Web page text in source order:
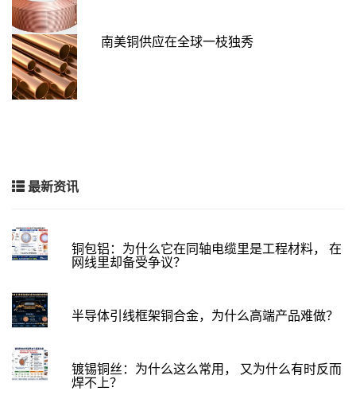
南美铜供应在全球一枝独秀
最新资讯
铜包铝：为什么它在同轴电缆里是工程材料， 在
网线里却备受争议？
半导体引线框架铜合金，为什么高端产品难做？
镀锡铜丝：为什么这么常用， 又为什么有时反而
焊不上？